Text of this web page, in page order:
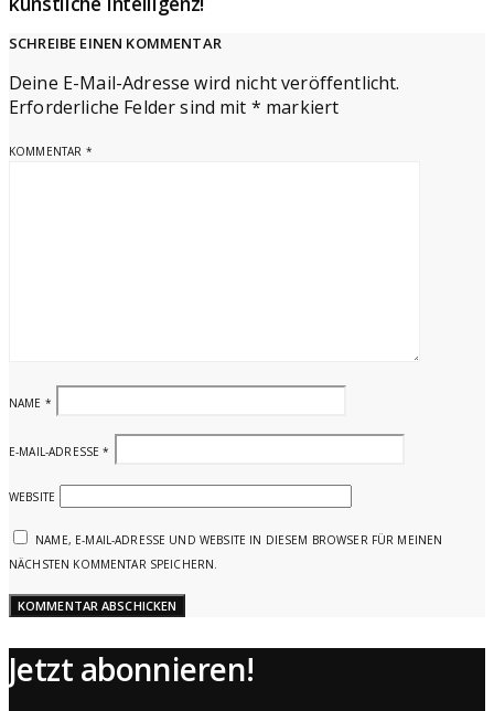
SCHREIBE EINEN KOMMENTAR
Deine E-Mail-Adresse wird nicht veröffentlicht.
Erforderliche Felder sind mit * markiert
KOMMENTAR *
NAME *
E-MAIL-ADRESSE*
WEBSITE
NAME, E-MAIL-ADRESSE UND WEBSITE IN DIESEM BROWSER FÜR MEINEN
NÄCHSTEN KOMMENTAR SPEICHERN.
Jetzt abonnieren!